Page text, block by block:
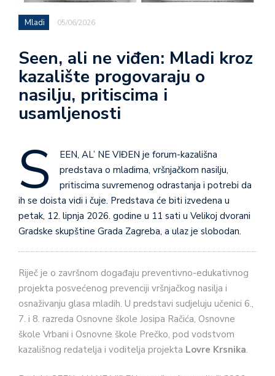
Mladi 05/06/2026
Seen, ali ne viđen: Mladi kroz
kazalište progovaraju o
nasilju, pritiscima i
usamljenosti
S
EEN, AL’ NE VIĐEN je forum-kazališna
predstava o mladima, vršnjačkom nasilju,
pritiscima suvremenog odrastanja i potrebi da
ih se doista vidi i čuje. Predstava će biti izvedena u
petak, 12. lipnja 2026. godine u 11 sati u Velikoj dvorani
Gradske skupštine Grada Zagreba, a ulaz je slobodan.
Riječ je o završnom događaju preventivno-edukativnog
projekta posvećenog prevenciji vršnjačkog nasilja i
osnaživanju glasa mladih. U predstavi sudjeluju učenici 6.,
7. i 8. razreda Osnovne škole Josipa Račića, Osnovne
škole Vrbani i Osnovne škole Prečko, pod vodstvom
kazališnog redatelja i voditelja projekta Lovre Krsnika.